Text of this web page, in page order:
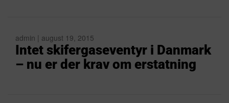
admin | august 19, 2015
Intet skifergaseventyr i Danmark
– nu er der krav om erstatning